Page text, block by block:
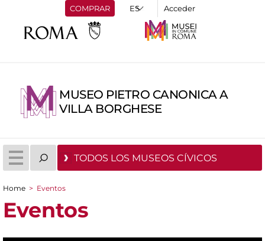
COMPRAR Acceder
MUSEO PIETRO CANONICA A
VILLA BORGHESE
TODOS LOS MUSEOS CÍVICOS
You are here
Home > Eventos
Eventos